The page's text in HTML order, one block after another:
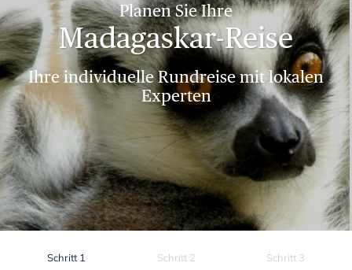
Planen Sie Ihre
Madagaskar-Reise
Ihre individuelle Rundreise mit lokalen
Experten
Schritt 1 Schritt 2 Schritt 3